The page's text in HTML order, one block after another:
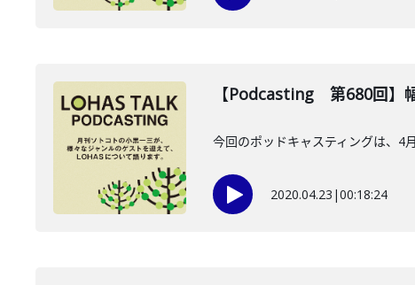
【Podcasting 第680回】
今回のポッドキャスティングは、4
2020.04.23 |00:18:24